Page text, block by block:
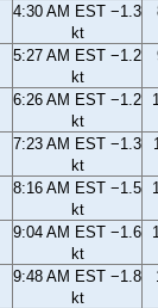
4:30 AM EST −1.3
kt
5:27 AM EST −1.2
kt
6:26 AM EST −1.2
kt
7:23 AM EST −1.3
kt
8:16 AM EST −1.5
kt
9:04 AM EST −1.6
kt
9:48 AM EST −1.8
kt